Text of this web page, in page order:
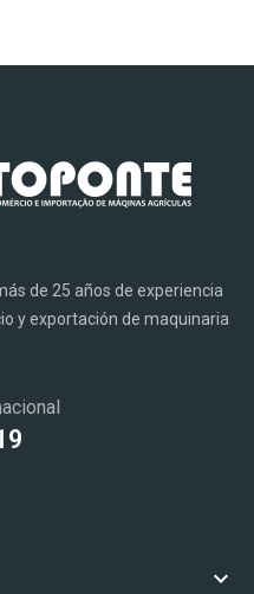
de 25 años de experiencia
y exportación de maquinaria
